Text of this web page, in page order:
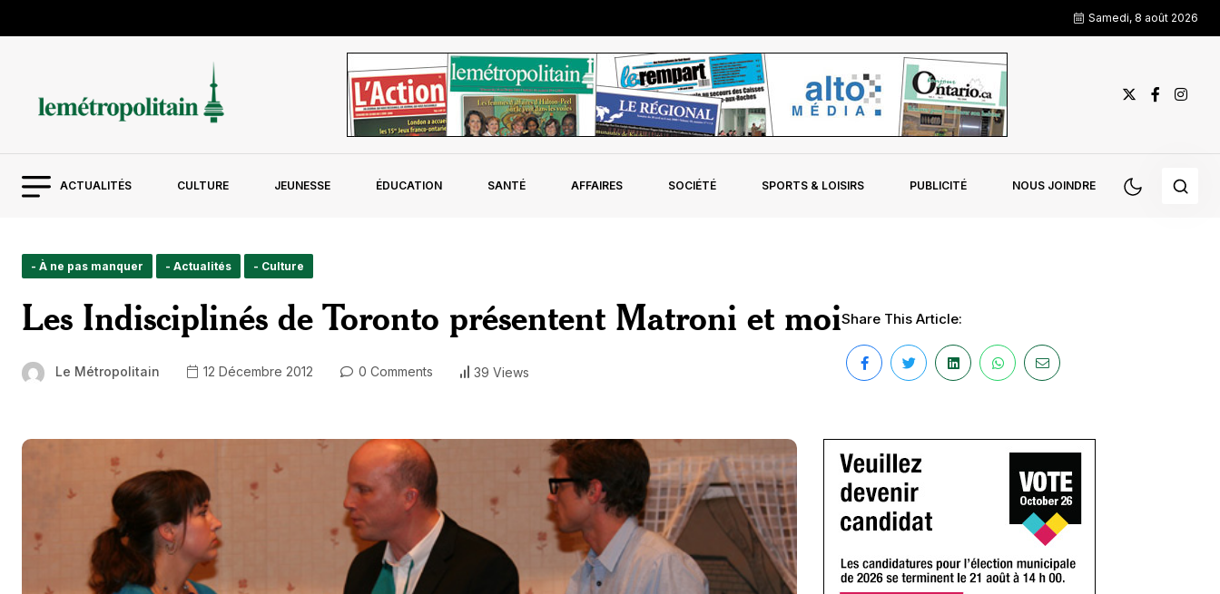
Samedi, 8 août 2026
ACTUALITÉS CULTURE JEUNESSE ÉDUCATION SANTÉ AFFAIRES SOCIÉTÉ SPORTS & LOISIRS PUBLICITÉ NOUS JOINDRE
- À ne pas manquer - Actualités - Culture
Les Indisciplinés de Toronto présentent Matroni et moi
Le Métropolitain 12 Décembre 2012 0 Comments 39 Views
Share This Article: